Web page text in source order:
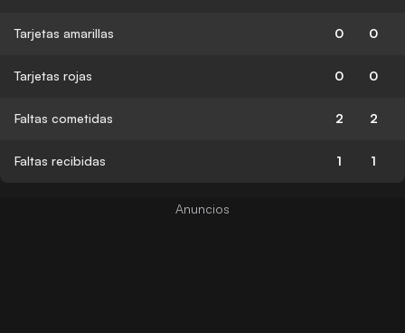
Tarjetas amarillas 0 0
Tarjetas rojas 0 0
Faltas cometidas 2 2
Faltas recibidas 1 1